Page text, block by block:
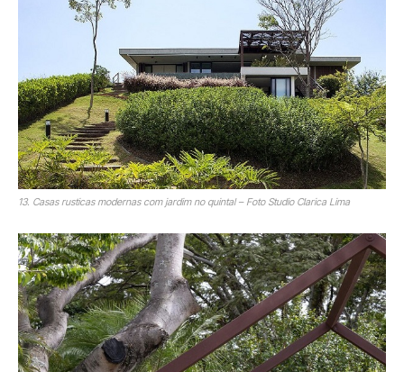
13. Casas rusticas modernas com jardim no quintal – Foto Studio Clarica Lima